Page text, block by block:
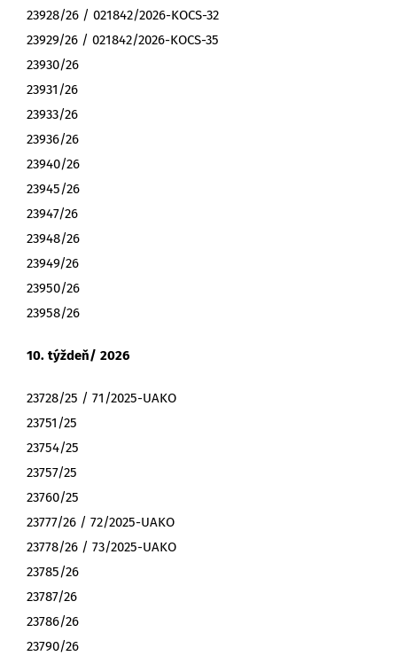
23928/26 / 021842/2026-KOCS-32
23929/26 / 021842/2026-KOCS-35
23930/26
23931/26
23933/26
23936/26
23940/26
23945/26
23947/26
23948/26
23949/26
23950/26
23958/26
10. týždeň/ 2026
23728/25 / 71/2025-UAKO
23751/25
23754/25
23757/25
23760/25
23777/26 / 72/2025-UAKO
23778/26 / 73/2025-UAKO
23785/26
23787/26
23786/26
23790/26